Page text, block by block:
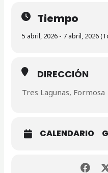
Tiempo
5 abril, 2026 - 7 abril, 2026
DIRECCIÓN
Tres Lagunas, Formosa
CALENDARIO